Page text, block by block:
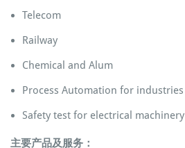
Telecom
Railway
Chemical and Alum
Process Automation for industries
Safety test for electrical machinery
主要产品及服务：